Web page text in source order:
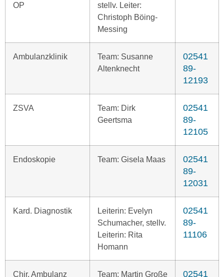
OP
stellv. Leiter:
Christoph Böing-
Messing
Ambulanzklinik
Team: Susanne
Altenknecht
02541
89-
12193
ZSVA
Team: Dirk
Geertsma
02541
89-
12105
Endoskopie Team: Gisela Maas
02541
89-
12031
Kard. Diagnostik
Leiterin: Evelyn
Schumacher, stellv.
Leiterin: Rita
Homann
02541
89-
11106
Chir. Ambulanz Team: Martin Große 02541